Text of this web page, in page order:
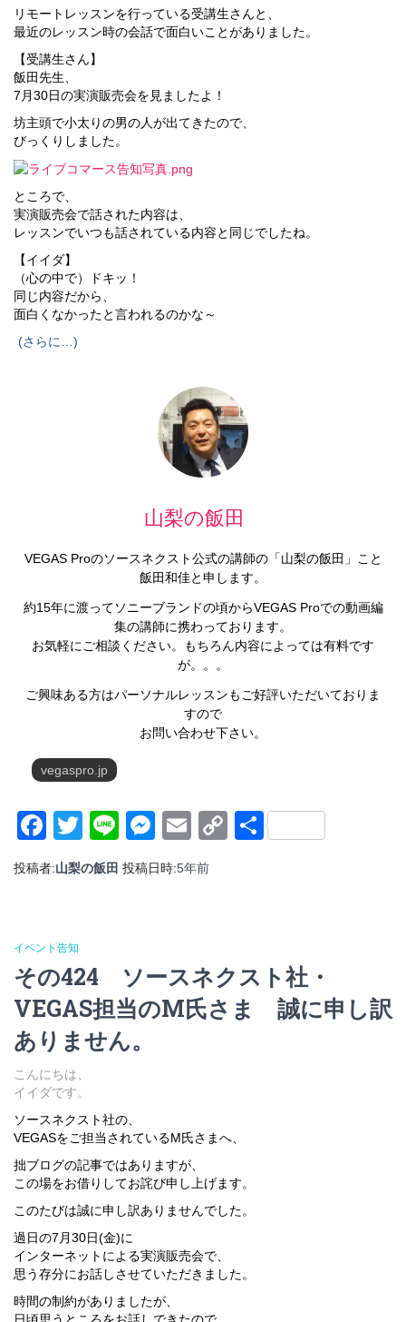
リモートレッスンを行っている受講生さんと、
最近のレッスン時の会話で面白いことがありました。
【受講生さん】
飯田先生、
7月30日の実演販売会を見ましたよ！
坊主頭で小太りの男の人が出てきたので、
びっくりしました。
ところで、
実演販売会で話された内容は、
レッスンでいつも話されている内容と同じでしたね。
【イイダ】
（心の中で）ドキッ！
同じ内容だから、
面白くなかったと言われるのかな～
(さらに…)
山梨の飯田
VEGAS Proのソースネクスト公式の講師の「山梨の飯田」こと
飯田和佳と申します。
約15年に渡ってソニーブランドの頃からVEGAS Proでの動画編
集の講師に携わっております。
お気軽にご相談ください。もちろん内容によっては有料です
が。。。
ご興味ある方はパーソナルレッスンもご好評いただいておりま
すので
お問い合わせ下さい。
vegaspro.jp
Facebook
Twitter
LineMessenger
EmailCopy
共
投稿者:山梨の飯田 投稿日時:5年前
イベント告知
その424 ソースネクスト社・
VEGAS担当のM氏さま 誠に申し訳
ありません。
こんにちは、
イイダです。
ソースネクスト社の、
VEGASをご担当されているM氏さまへ、
拙ブログの記事ではありますが、
この場をお借りしてお詫び申し上げます。
このたびは誠に申し訳ありませんでした。
過日の7月30日(金)に
インターネットによる実演販売会で、
思う存分にお話しさせていただきました。
時間の制約がありましたが、